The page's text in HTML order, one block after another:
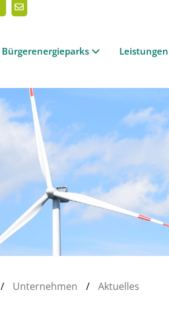
Bürgerenergieparks Leistungen
/ Unternehmen / Aktuelles